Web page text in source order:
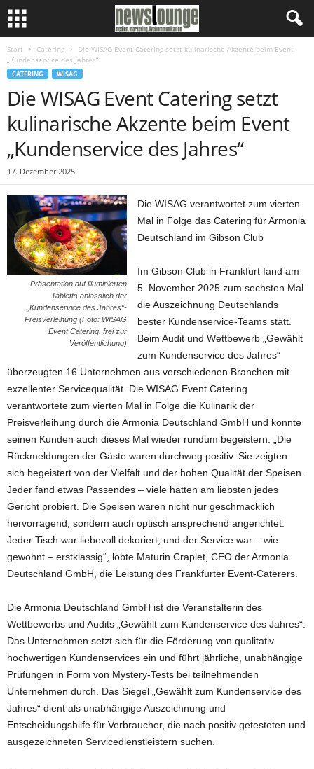
Start Catering
Die WISAG Event Catering setzt kulinarische Akzente beim Event
„Kundenservice des Jahres“
CATERING WISAG
Die WISAG Event Catering setzt
kulinarische Akzente beim Event
„Kundenservice des Jahres“
17. Dezember 2025
Präsentation auf illuminierten
Tabletts anlässlich der
„Kundenservice des Jahres“-
Preisverleihung (Foto: WISAG
Event Catering, frei zur
Veröffentlichung)
Die WISAG verantwortet zum vierten
Mal in Folge das Catering für Armonia
Deutschland im Gibson Club
Im Gibson Club in Frankfurt fand am
5. November 2025 zum sechsten Mal
die Auszeichnung Deutschlands
bester Kundenservice-Teams statt.
Beim Audit und Wettbewerb „Gewählt
zum Kundenservice des Jahres“
überzeugten 16 Unternehmen aus verschiedenen Branchen mit
exzellenter Servicequalität. Die WISAG Event Catering
verantwortete zum vierten Mal in Folge die Kulinarik der
Preisverleihung durch die Armonia Deutschland GmbH und konnte
seinen Kunden auch dieses Mal wieder rundum begeistern. „Die
Rückmeldungen der Gäste waren durchweg positiv. Sie zeigten
sich begeistert von der Vielfalt und der hohen Qualität der Speisen.
Jeder fand etwas Passendes – viele hätten am liebsten jedes
Gericht probiert. Die Speisen waren nicht nur geschmacklich
hervorragend, sondern auch optisch ansprechend angerichtet.
Jeder Tisch war liebevoll dekoriert, und der Service war – wie
gewohnt – erstklassig“, lobte Maturin Craplet, CEO der Armonia
Deutschland GmbH, die Leistung des Frankfurter Event-Caterers.
Die Armonia Deutschland GmbH ist die Veranstalterin des
Wettbewerbs und Audits „Gewählt zum Kundenservice des Jahres“.
Das Unternehmen setzt sich für die Förderung von qualitativ
hochwertigen Kundenservices ein und führt jährliche, unabhängige
Prüfungen in Form von Mystery-Tests bei teilnehmenden
Unternehmen durch. Das Siegel „Gewählt zum Kundenservice des
Jahres“ dient als unabhängige Auszeichnung und
Entscheidungshilfe für Verbraucher, die nach positiv getesteten und
ausgezeichneten Servicedienstleistern suchen.